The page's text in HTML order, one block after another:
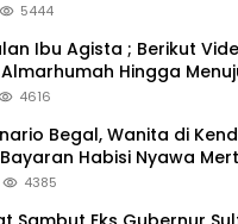
5444
Ibu Agista ; Berikut
Hingga
4616
Begal, Wanita di
Habisi Nyawa
4385